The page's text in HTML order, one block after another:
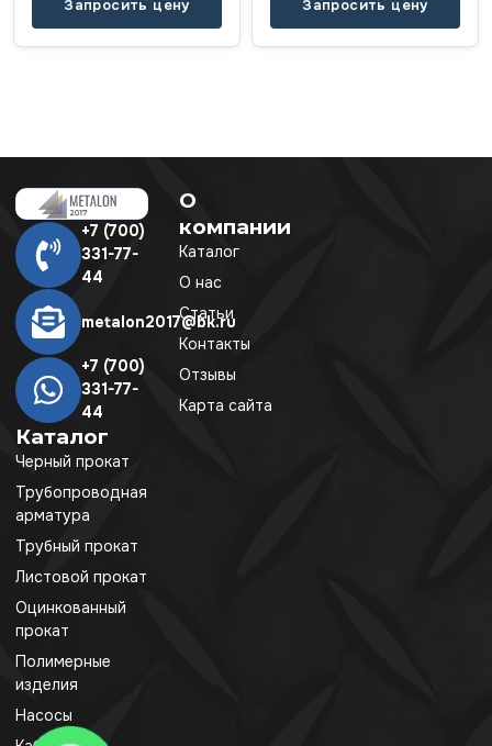
Запросить цену Запросить цену
+7 (700)
331-77-
44
metalon2017@bk.ru
+7 (700)
331-77-
44
Каталог
Черный прокат
Трубопроводная
арматура
Трубный прокат
Листовой прокат
Оцинкованный
прокат
Полимерные
изделия
Насосы
О
компании
Каталог
О нас
Статьи
Контакты
Отзывы
Карта сайта